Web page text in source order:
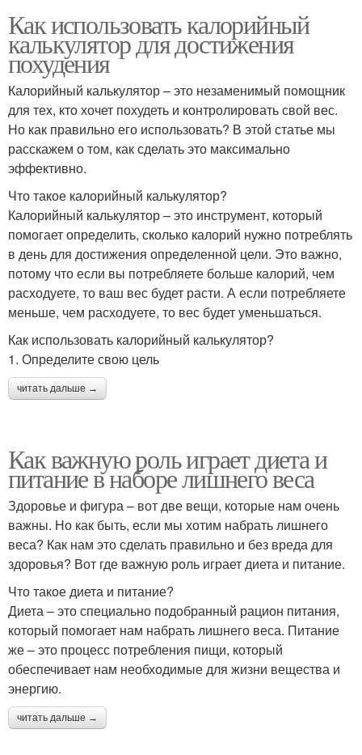
Как использовать калорийный
калькулятор для достижения
похудения
Калорийный калькулятор – это незаменимый помощник
для тех, кто хочет похудеть и контролировать свой вес.
Но как правильно его использовать? В этой статье мы
расскажем о том, как сделать это максимально
эффективно.
Что такое калорийный калькулятор?
Калорийный калькулятор – это инструмент, который
помогает определить, сколько калорий нужно потреблять
в день для достижения определенной цели. Это важно,
потому что если вы потребляете больше калорий, чем
расходуете, то ваш вес будет расти. А если потребляете
меньше, чем расходуете, то вес будет уменьшаться.
Как использовать калорийный калькулятор?
1. Определите свою цель
читать дальше →
Как важную роль играет диета и
питание в наборе лишнего веса
Здоровье и фигура – вот две вещи, которые нам очень
важны. Но как быть, если мы хотим набрать лишнего
веса? Как нам это сделать правильно и без вреда для
здоровья? Вот где важную роль играет диета и питание.
Что такое диета и питание?
Диета – это специально подобранный рацион питания,
который помогает нам набрать лишнего веса. Питание
же – это процесс потребления пищи, который
обеспечивает нам необходимые для жизни вещества и
энергию.
читать дальше →